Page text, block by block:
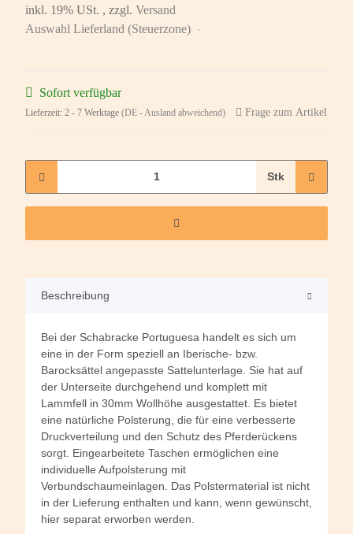
inkl. 19% USt. , zzgl. Versand
Auswahl Lieferland (Steuerzone)
Sofort verfügbar
Lieferzeit: 2 - 7 Werktage (DE - Ausland abweichend) Frage zum Artikel
Stk
Beschreibung
Bei der Schabracke Portuguesa handelt es sich um
eine in der Form speziell an Iberische- bzw.
Barocksättel angepasste Sattelunterlage. Sie hat auf
der Unterseite durchgehend und komplett mit
Lammfell in 30mm Wollhöhe ausgestattet. Es bietet
eine natürliche Polsterung, die für eine verbesserte
Druckverteilung und den Schutz des Pferderückens
sorgt. Eingearbeitete Taschen ermöglichen eine
individuelle Aufpolsterung mit
Verbundschaumeinlagen. Das Polstermaterial ist nicht
in der Lieferung enthalten und kann, wenn gewünscht,
hier separat erworben werden.